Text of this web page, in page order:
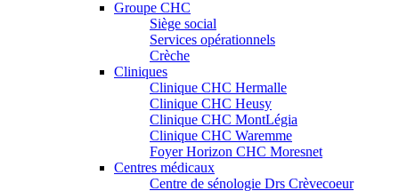
Groupe CHC
Siège social
Services opérationnels
Crèche
Cliniques
Clinique CHC Hermalle
Clinique CHC Heusy
Clinique CHC MontLégia
Clinique CHC Waremme
Foyer Horizon CHC Moresnet
Centres médicaux
Centre de sénologie Drs Crèvecoeur